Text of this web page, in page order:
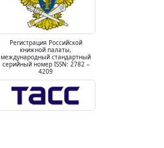
Регистрация Российской
книжной палаты,
международный стандартный
серийный номер ISSN: 2782 –
4209